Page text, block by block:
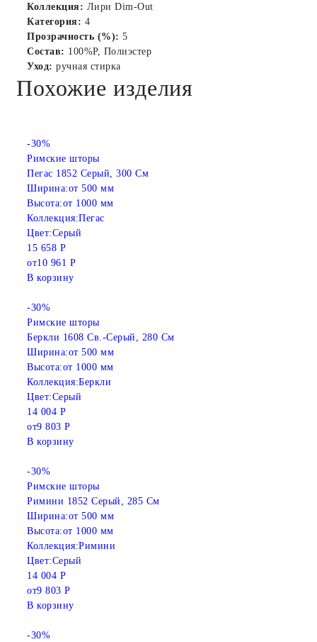
Коллекция: Лири Dim-Out
Категория: 4
Прозрачность (%): 5
Состав: 100%P, Полиэстер
Уход: ручная стирка
Похожие изделия
-30%
Римские шторы
Пегас 1852 Серый, 300 См
Ширина:от 500 мм
Высота:от 1000 мм
Коллекция:Пегас
Цвет:Серый
15 658 Р
от10 961 Р
В корзину
-30%
Римские шторы
Беркли 1608 Св.-Серый, 280 См
Ширина:от 500 мм
Высота:от 1000 мм
Коллекция:Беркли
Цвет:Серый
14 004 Р
от9 803 Р
В корзину
-30%
Римские шторы
Римини 1852 Серый, 285 См
Ширина:от 500 мм
Высота:от 1000 мм
Коллекция:Римини
Цвет:Серый
14 004 Р
от9 803 Р
В корзину
-30%